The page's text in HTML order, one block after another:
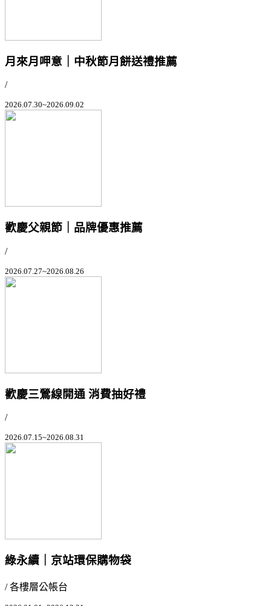
月來月呷意｜中秋節月餅送禮推薦
/
2026.07.30~2026.09.02
歡慶父親節｜品牌優惠推薦
/
2026.07.27~2026.08.26
歡慶三鶯線開通 消費抽好禮
/
2026.07.15~2026.08.31
綠永續｜京站環保購物袋
/ 各樓層公帳台